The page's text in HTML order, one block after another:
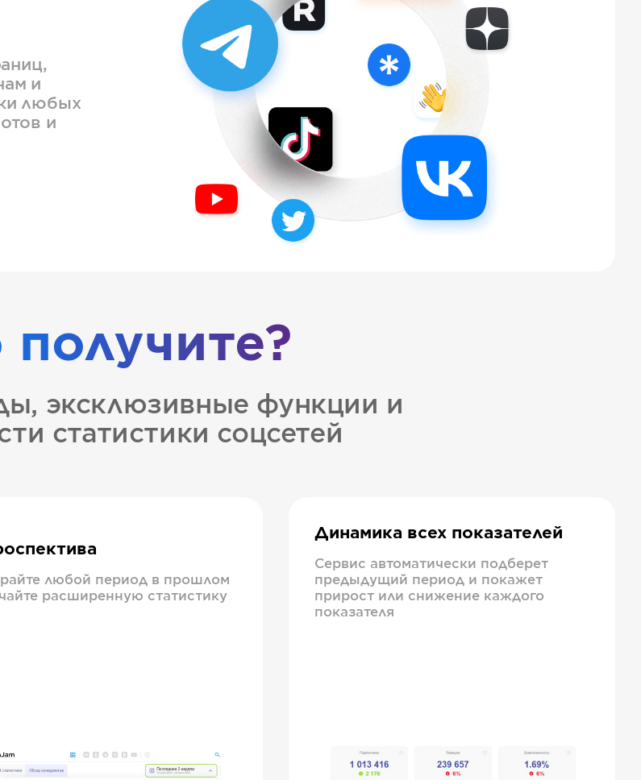
и
любых
и
получите?
эксклюзивные функции и
статистики соцсетей
любой период в прошлом
расширенную статистику
Динамика всех показателей
Сервис автоматически подберет
предыдущий период и покажет
прирост или снижение каждого
показателя